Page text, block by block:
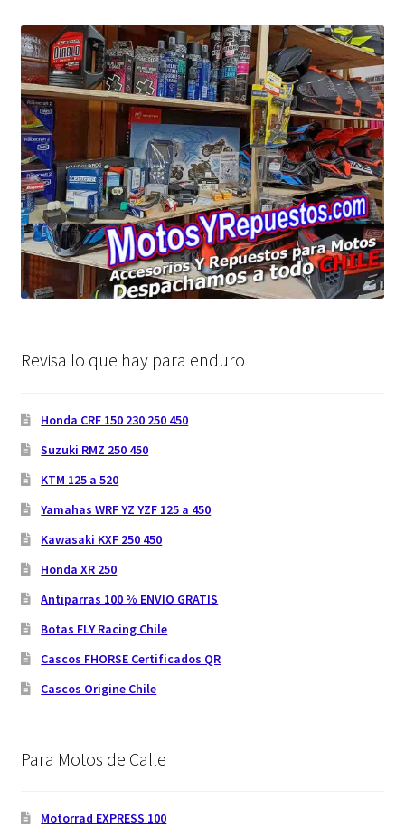
Revisa lo que hay para enduro
Honda CRF 150 230 250 450
Suzuki RMZ 250 450
KTM 125 a 520
Yamahas WRF YZ YZF 125 a 450
Kawasaki KXF 250 450
Honda XR 250
Antiparras 100 % ENVIO GRATIS
Botas FLY Racing Chile
Cascos FHORSE Certificados QR
Cascos Origine Chile
Para Motos de Calle
Motorrad EXPRESS 100